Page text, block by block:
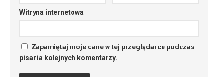
Witryna internetowa
Zapamiętaj moje dane w tej przeglądarce podczas
pisania kolejnych komentarzy.